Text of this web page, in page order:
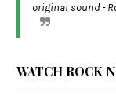
original sound -
WATCH ROCK